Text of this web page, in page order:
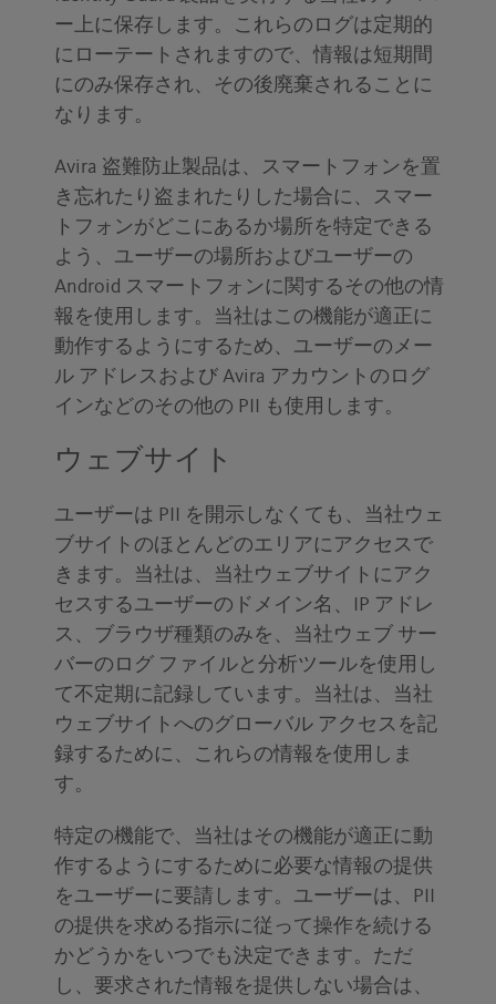
ー上に保存します。これらのログは定期的
にローテートされますので、情報は短期間
にのみ保存され、その後廃棄されることに
なります。
Avira 盗難防止製品は、スマートフォンを置
き忘れたり盗まれたりした場合に、スマー
トフォンがどこにあるか場所を特定できる
よう、ユーザーの場所およびユーザーの
Android スマートフォンに関するその他の情
報を使用します。当社はこの機能が適正に
動作するようにするため、ユーザーのメー
ル アドレスおよび Avira アカウントのログ
インなどのその他の PII も使用します。
ウェブサイト
ユーザーは PII を開示しなくても、当社ウェ
ブサイトのほとんどのエリアにアクセスで
きます。当社は、当社ウェブサイトにアク
セスするユーザーのドメイン名、IP アドレ
ス、ブラウザ種類のみを、当社ウェブ サー
バーのログ ファイルと分析ツールを使用し
て不定期に記録しています。当社は、当社
ウェブサイトへのグローバル アクセスを記
録するために、これらの情報を使用しま
す。
特定の機能で、当社はその機能が適正に動
作するようにするために必要な情報の提供
をユーザーに要請します。ユーザーは、PII
の提供を求める指示に従って操作を続ける
かどうかをいつでも決定できます。ただ
し、要求された情報を提供しない場合は、